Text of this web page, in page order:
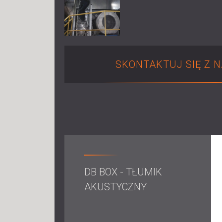
SKONTAKTUJ SIĘ Z
DB BOX - TŁUMIK
AKUSTYCZNY